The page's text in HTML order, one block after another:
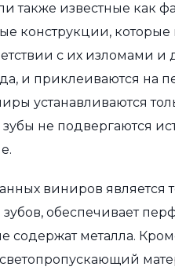
также известные как
конструкции, которые
с их изломами
и приклеиваются на
устанавливаются
не подвергаются
виниров является
обеспечивает
металла.